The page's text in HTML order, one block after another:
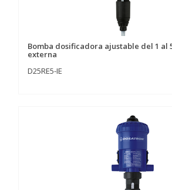
Bomba dosificadora ajustable del 1 al
externa
D25RE5-IE